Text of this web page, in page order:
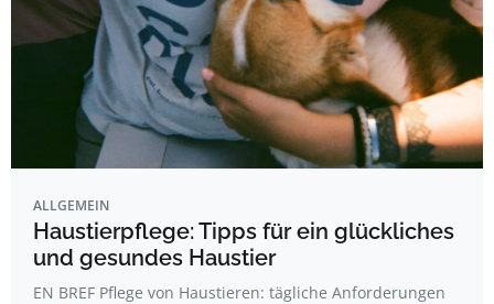
ALLGEMEIN
Haustierpflege: Tipps für ein glückliches
und gesundes Haustier
EN BREF Pflege von Haustieren: tägliche Anforderungen